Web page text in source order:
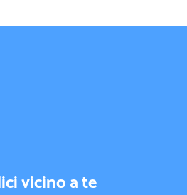
vicino a te